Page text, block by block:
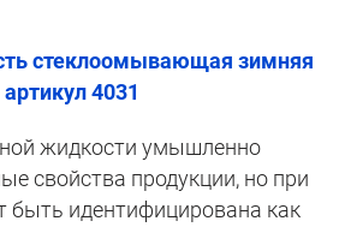
стеклоомывающая зимняя
4031
жидкости умышленно
свойства продукции, но при
быть идентифицирована как